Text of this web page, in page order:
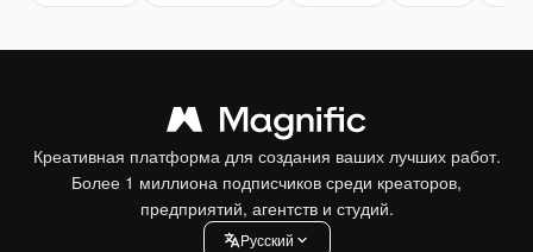
Креативная платформа для создания ваших лучших работ.
Более 1 миллиона подписчиков среди креаторов,
предприятий, агентств и студий.
Pусский